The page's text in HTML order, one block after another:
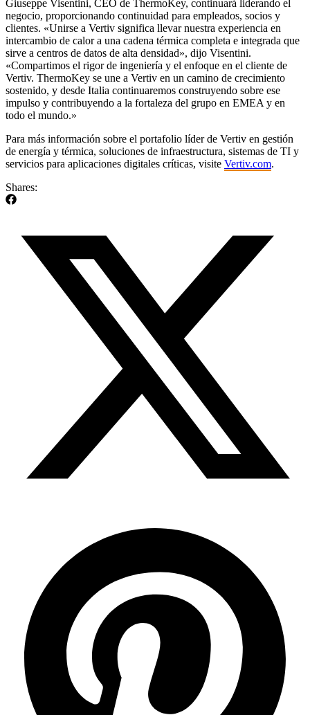
Giuseppe Visentini, CEO de ThermoKey, continuará liderando el
negocio, proporcionando continuidad para empleados, socios y
clientes. «Unirse a Vertiv significa llevar nuestra experiencia en
intercambio de calor a una cadena térmica completa e integrada que
sirve a centros de datos de alta densidad», dijo Visentini.
«Compartimos el rigor de ingeniería y el enfoque en el cliente de
Vertiv. ThermoKey se une a Vertiv en un camino de crecimiento
sostenido, y desde Italia continuaremos construyendo sobre ese
impulso y contribuyendo a la fortaleza del grupo en EMEA y en
todo el mundo.»
Para más información sobre el portafolio líder de Vertiv en gestión
de energía y térmica, soluciones de infraestructura, sistemas de TI y
servicios para aplicaciones digitales críticas, visite Vertiv.com.
Shares: